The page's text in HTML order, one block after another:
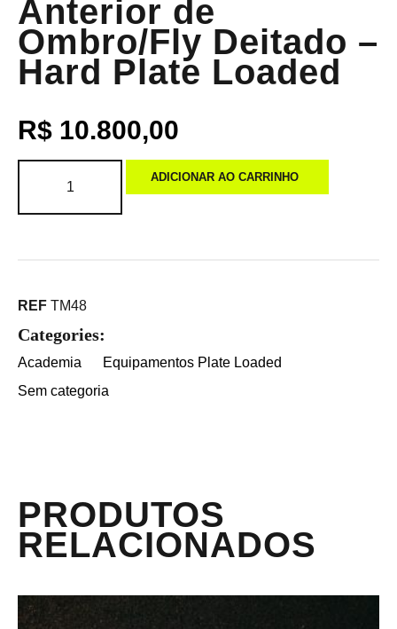
Anterior de
Ombro/Fly Deitado –
Hard Plate Loaded
R$ 10.800,00
ADICIONAR AO CARRINHO
REF TM48
Categories:
Academia
Equipamentos Plate Loaded
Sem categoria
PRODUTOS
RELACIONADOS